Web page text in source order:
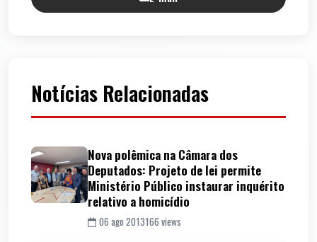
Notícias Relacionadas
Nova polêmica na Câmara dos
Deputados: Projeto de lei permite
Ministério Público instaurar inquérito
relativo a homicídio
06 ago 2013166 views